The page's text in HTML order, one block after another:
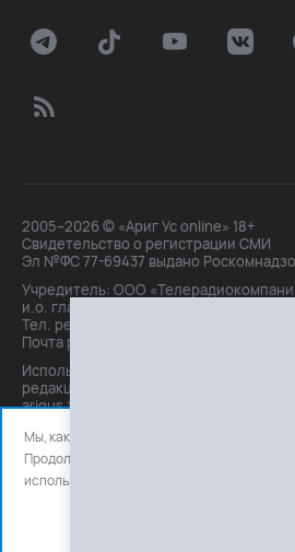
2005–2026 © «Ариг Ус online» 18+
Свидетельство о регистрации СМИ
Эл №ФС 77-69437 выдано
Учредитель: ООО
и.о. главного редактора: Маханова О.Б.
Тел. peдakции: +7(3012)21-30-14,
Почта peдakции: editor@arigus.tv
Использование материалов только с
редакции. При цитировании прямая
arigus.tv обязательна.
Мы, как и все используем файлы cookie и
Продолжая использовать сайт, вы
использования